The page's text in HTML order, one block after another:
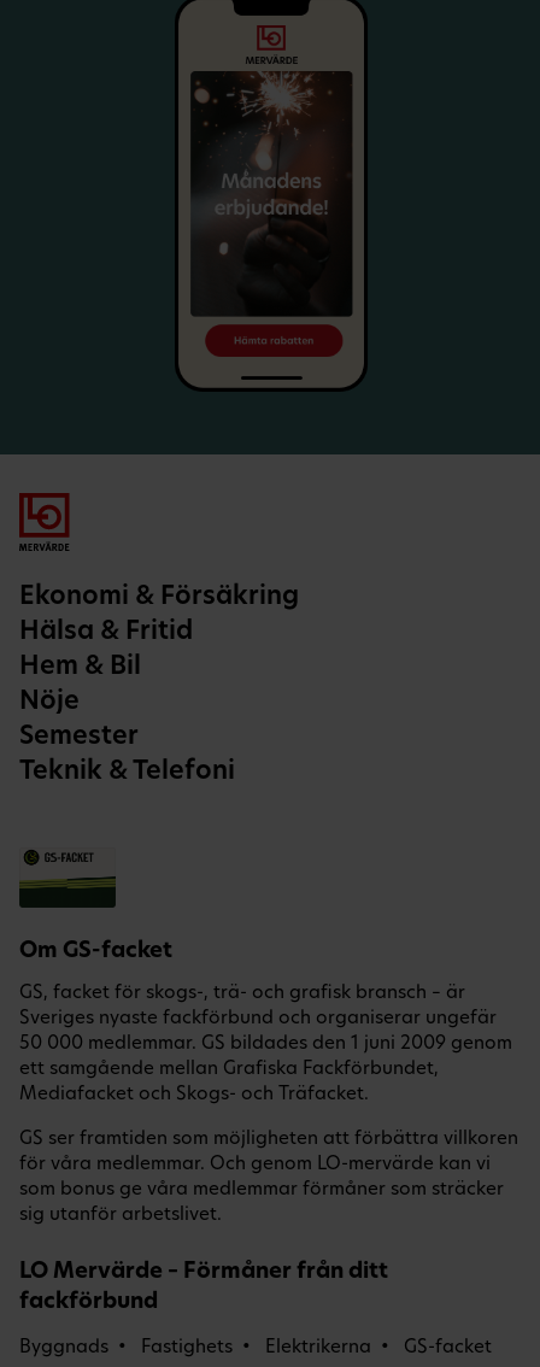
Ekonomi & Försäkring
Hälsa & Fritid
Hem & Bil
Nöje
Semester
Teknik & Telefoni
Om GS-facket
GS, facket för skogs-, trä- och grafisk bransch – är
Sveriges nyaste fackförbund och organiserar ungefär
50 000 medlemmar. GS bildades den 1 juni 2009 genom
ett samgående mellan Grafiska Fackförbundet,
Mediafacket och Skogs- och Träfacket.
GS ser framtiden som möjligheten att förbättra villkoren
för våra medlemmar. Och genom LO-mervärde kan vi
som bonus ge våra medlemmar förmåner som sträcker
sig utanför arbetslivet.
LO Mervärde – Förmåner från ditt
fackförbund
Byggnads Fastighets Elektrikerna GS-facket